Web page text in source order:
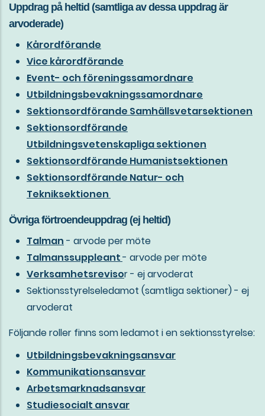
Uppdrag på heltid (samtliga av dessa uppdrag är
arvoderade)
Kårordförande
Vice kårordförande
Event- och föreningssamordnare
Utbildningsbevakningssamordnare
Sektionsordförande Samhällsvetarsektionen
Sektionsordförande
Utbildningsvetenskapliga sektionen
Sektionsordförande Humanistsektionen
Sektionsordförande Natur- och
Tekniksektionen
Övriga förtroendeuppdrag (ej heltid)
Talman - arvode per möte
Talmanssuppleant- arvode per möte
Verksamhetsrevisor - ej arvoderat
Sektionsstyrelseledamot (samtliga sektioner) - ej
arvoderat
Följande roller finns som ledamot i en sektionsstyrelse:
Utbildningsbevakningsansvar
Kommunikationsansvar
Arbetsmarknadsansvar
Studiesocialt ansvar